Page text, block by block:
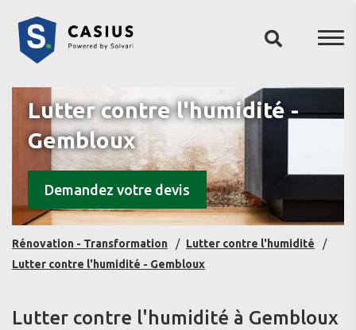
Lutter contre l'humidité -
Gembloux
Demandez votre devis
Rénovation - Transformation
Lutter contre l'humidité
Lutter contre l'humidité - Gembloux
Lutter contre l'humidité à Gembloux